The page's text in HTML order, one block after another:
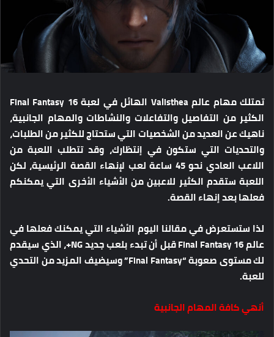
تمتلك مهام عالم Valisthea الهائل في لعبة Final Fantasy 16
الكثير من التفاصيل والتفاعلات والنشاطات والمهام الجانبية،
ناهيك عن العديد من الشخصيات التي ستحتاج للكثير من الطلبات،
والتحديات التي ستكون في إنتظارك، وقد تتطلب اللعبة من
اللاعب العادي نحو 45 ساعة لعب لإنهاء القصة الرئيسية، لكن
اللعبة ستقدم الكثير للاعبين من الأشياء الأخرى التي يمكنكم
فعلها بعد إنهاء القصة.
لذا ستستعرض في مقالنا اليوم الأشياء التي يمكنك فعلها في
عالم Final Fantasy 16 قبل أن تبدء بلعب جديد NG+، الذي سيقدم
لك مستوى صعوبة “Final Fantasy” وسيضيف المزيد من التحدي
للعبة.
أنهي كافة المهام الجانبية